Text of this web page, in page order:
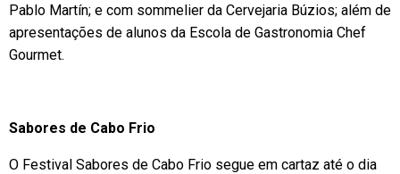
Pablo Martín; e com sommelier da Cervejaria Búzios; além de
apresentações de alunos da Escola de Gastronomia Chef
Gourmet.
Sabores de Cabo Frio
O Festival Sabores de Cabo Frio segue em cartaz até o dia